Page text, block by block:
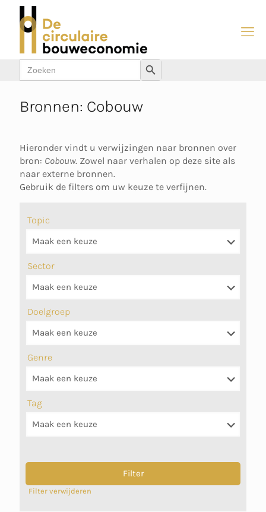
Zoek
naar:
Zoekknop
Bronnen: Cobouw
Hieronder vindt u verwijzingen naar bronnen over
bron: Cobouw. Zowel naar verhalen op deze site als
naar externe bronnen.
Gebruik de filters om uw keuze te verfijnen.
Topic
Sector
Doelgroep
Genre
Tag
Filter verwijderen